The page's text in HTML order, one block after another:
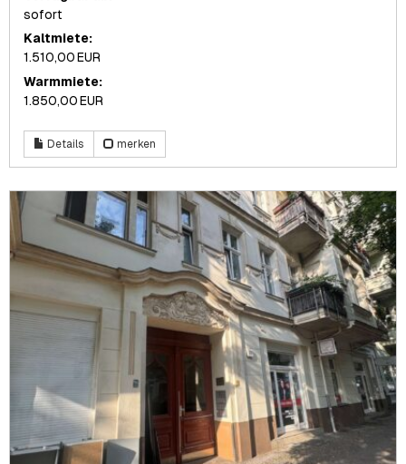
sofort
Kaltmiete:
1.510,00 EUR
Warmmiete:
1.850,00 EUR
Details merken